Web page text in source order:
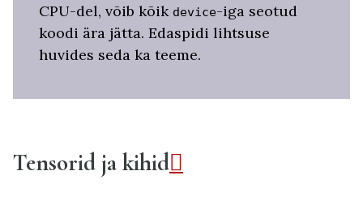
CPU-del, võib kõik device-iga seotud
koodi ära jätta. Edaspidi lihtsuse
huvides seda ka teeme.
Tensorid ja kihid